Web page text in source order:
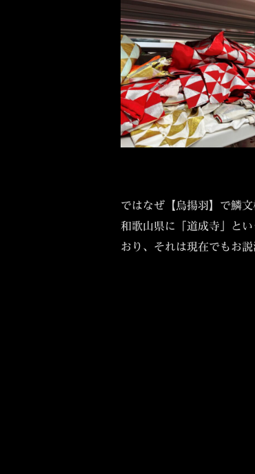
ではなぜ【烏揚羽】で鱗
和歌山県に「道成寺」と
おり、それは現在でもお